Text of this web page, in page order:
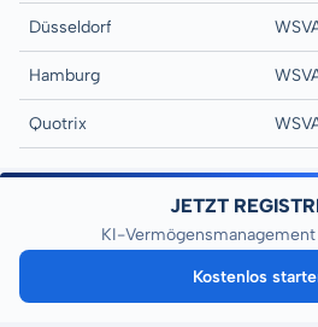
Düsseldorf
Hamburg
Quotrix
JETZT
KI-
Kostenlos